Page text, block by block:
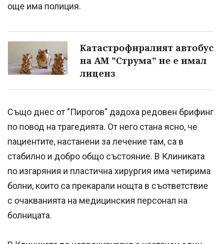
още има полиция.
Катастрофиралият автобус
на АМ "Струма" не е имал
лиценз
Също днес от "Пирогов" дадоха редовен брифинг
по повод на трагедията. От него стана ясно, че
пациентите, настанени за лечение там, са в
стабилно и добро общо състояние. В Клиниката
по изгаряния и пластична хирургия има четирима
болни, които са прекарали нощта в съответствие
с очакванията на медицинския персонал на
болницата.